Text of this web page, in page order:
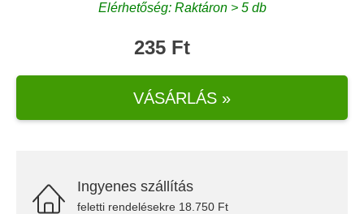
Elérhetőség: Raktáron > 5 db
235 Ft
VÁSÁRLÁS »
Ingyenes szállítás
feletti rendelésekre 18.750 Ft